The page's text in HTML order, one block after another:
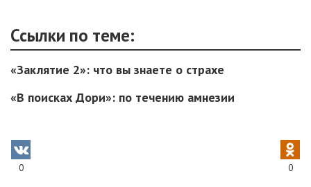
Ссылки по теме:
«Заклятие 2»: что вы знаете о страхе
«В поисках Дори»: по течению амнезии
0 0